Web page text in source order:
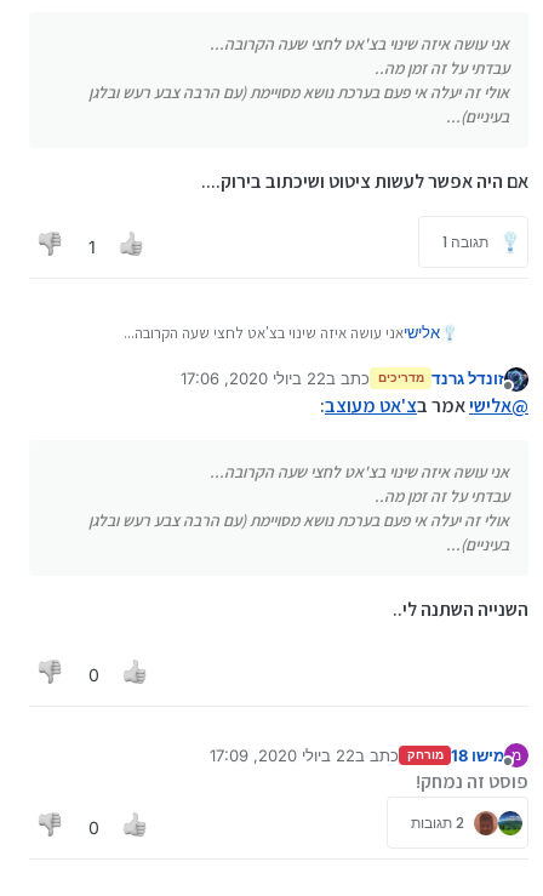
אני עושה איזה שינוי בצ'אט לחצי שעה הקרובה...
עבדתי על זה זמן מה..
אולי זה יעלה אי פעם בערכת נושא מסויימת (עם הרבה צבע רעש ובלגן
בעיניים)...
אם היה אפשר לעשות ציטוט ושיכתוב בירוק....
תגובה 1 1
אלישיאני עושה איזה שינוי בצ'אט לחצי שעה הקרובה...
אולי זה יעלה אי פעם בערכת נושא מסויימת (עם הרבה צבע
רעש ובלגן בעיניים)...
מנותק
זונדל גרנד מדריכים כתב ב22 ביולי 2020, 17:06
נערך לאחרונה על ידי
@אלישיאמר בצ'אט מעוצב:
אני עושה איזה שינוי בצ'אט לחצי שעה הקרובה...
עבדתי על זה זמן מה..
אולי זה יעלה אי פעם בערכת נושא מסויימת (עם הרבה צבע רעש ובלגן
בעיניים)...
השנייה השתנה לי..
0
מ מישו 18 מורחק כתב ב22 ביולי 2020, 17:09
נערך לאחרונה על ידי
פוסט זה נמחק!
2 תגובות 0